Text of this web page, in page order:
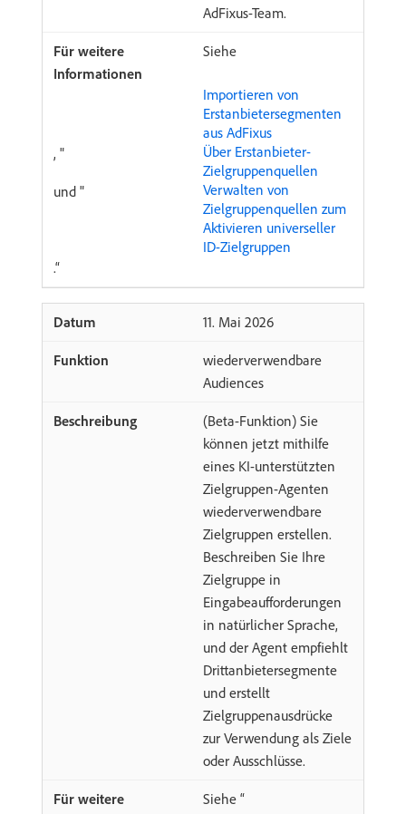
AdFixus-Team.
Siehe
Importieren von
Erstanbietersegmenten
aus AdFixus
, "
Über Erstanbieter-
Zielgruppenquellen
und "
Verwalten von
Zielgruppenquellen zum
Aktivieren universeller
ID-Zielgruppen
.“
​11. Mai 2026
wiederverwendbare
Audiences
(Beta-Funktion) Sie
können jetzt mithilfe
eines KI-unterstützten
Zielgruppen-Agenten
wiederverwendbare
Zielgruppen erstellen.
Beschreiben Sie Ihre
Zielgruppe in
Eingabeaufforderungen
in natürlicher Sprache,
und der Agent empfiehlt
Drittanbietersegmente
und erstellt
Zielgruppenausdrücke
zur Verwendung als Ziele
oder Ausschlüsse.
Siehe “